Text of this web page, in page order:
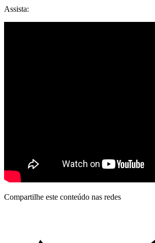
Assista:
Compartilhe este conteúdo nas redes